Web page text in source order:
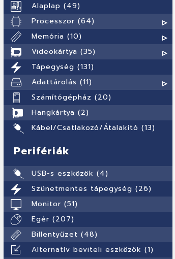
Alaplap (49)
Processzor (64)
Memória (10)
Videokártya (35)
Tápegység (131)
Adattárolás (11)
Számítógépház (20)
Hangkártya (2)
Kábel/Csatlakozó/Átalakító (13)
Perifériák
USB-s eszközök (4)
Szünetmentes tápegység (26)
Monitor (51)
Egér (207)
Billentyűzet (48)
Alternatív beviteli eszközök (1)